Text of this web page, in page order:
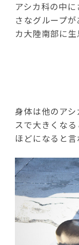
アシカ科の中
さなグループ
カ大陸南部に生
身体は他のア
スで大きくな
ほどになると言